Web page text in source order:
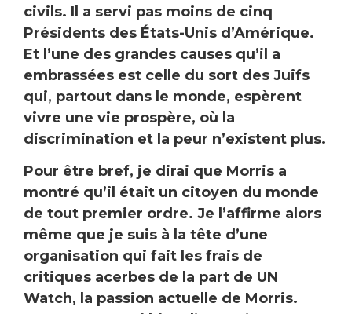
civils. Il a servi pas moins de cinq
Présidents des États-Unis d’Amérique.
Et l’une des grandes causes qu’il a
embrassées est celle du sort des Juifs
qui, partout dans le monde, espèrent
vivre une vie prospère, où la
discrimination et la peur n’existent plus.
Pour être bref, je dirai que Morris a
montré qu’il était un citoyen du monde
de tout premier ordre. Je l’affirme alors
même que je suis à la tête d’une
organisation qui fait les frais de
critiques acerbes de la part de UN
Watch, la passion actuelle de Morris.